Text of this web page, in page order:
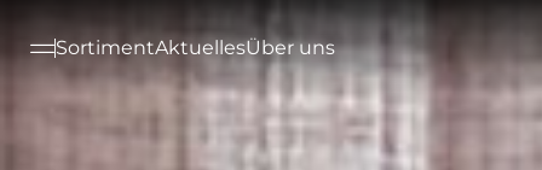
SortimentAktuellesÜber uns